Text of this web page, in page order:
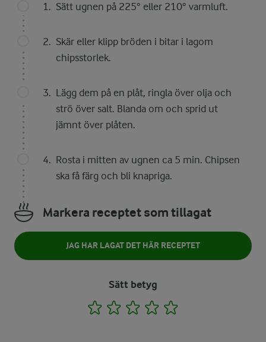
Sätt ugnen på 225° eller 210° varmluft.
Skär eller klipp bröden i bitar i lagom
chipsstorlek.
Lägg dem på en plåt, ringla över olja och
strö över salt. Blanda om och sprid ut
jämnt över plåten.
Rosta i mitten av ugnen ca 5 min. Chipsen
ska få färg och bli knapriga.
Markera receptet som tillagat
JAG HAR LAGAT DET HÄR RECEPTET
Sätt betyg
1 2 3 4